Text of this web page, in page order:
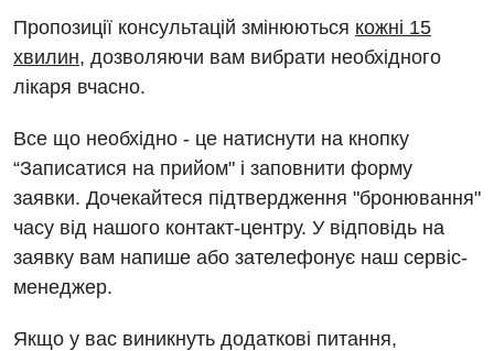
Для дорослих
Алергологія, імунологія
Андрологія
Вакцинація
Відділення інтенсивної терапії
Офтальмологічне відділення
Педіатричне відділення
Травматологічне відділення
Урологічне відділення
Хірургічне відділення
Швидка медична допомога
Українська
Російська
Пропозиції консультацій змінюються кожні 15
хвилин, дозволяючи вам вибрати необхідного
лікаря вчасно.
Все що необхідно - це натиснути на кнопку
“Записатися на прийом" і заповнити форму
заявки. Дочекайтеся підтвердження "бронювання"
часу від нашого контакт-центру. У відповідь на
заявку вам напише або зателефонує наш сервіс-
менеджер.
Якщо у вас виникнуть додаткові питання,